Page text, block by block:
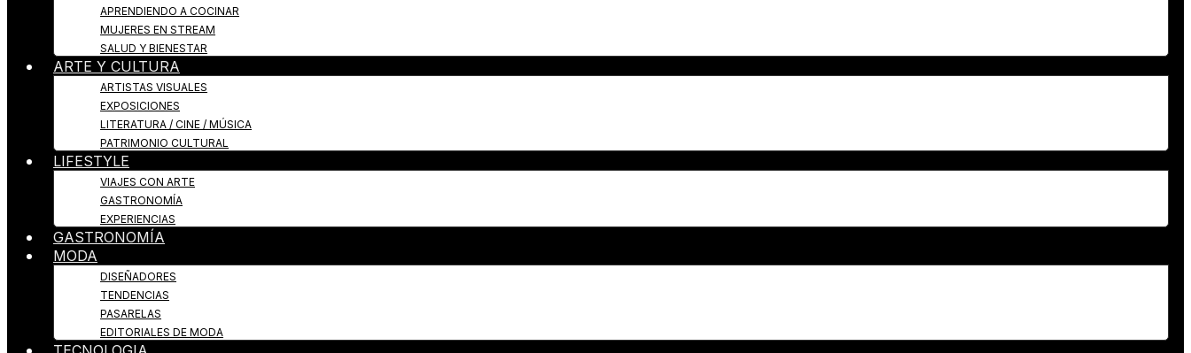
APRENDIENDO A COCINAR
MUJERES EN STREAM
SALUD Y BIENESTAR
ARTE Y CULTURA
ARTISTAS VISUALES
EXPOSICIONES
LITERATURA / CINE / MÚSICA
PATRIMONIO CULTURAL
LIFESTYLE
VIAJES CON ARTE
GASTRONOMÍA
EXPERIENCIAS
GASTRONOMÍA
MODA
DISEÑADORES
TENDENCIAS
PASARELAS
EDITORIALES DE MODA